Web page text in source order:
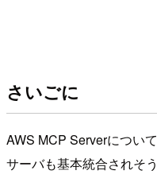
さいごに
AWS MCP Serverについ
サーバも基本統合されそ